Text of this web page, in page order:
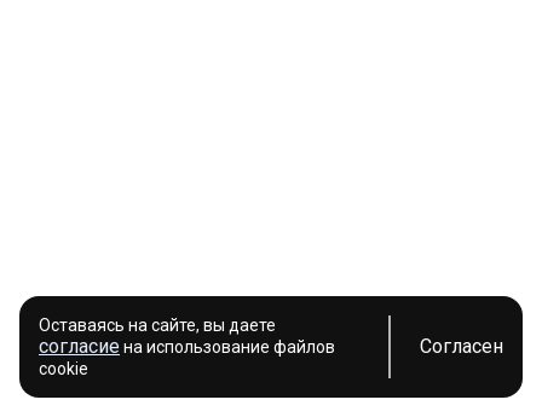
Оставаясь на сайте, вы даете
согласиена использование файлов
cookie
Согласен